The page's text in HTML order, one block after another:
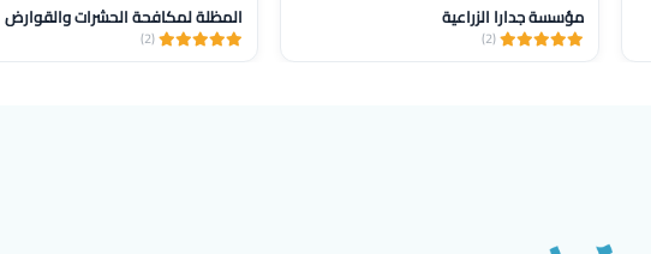
مؤسسة جدارا الزراعية
(2)
المظلة لمكافحة الحشرات والقوارض
(2)